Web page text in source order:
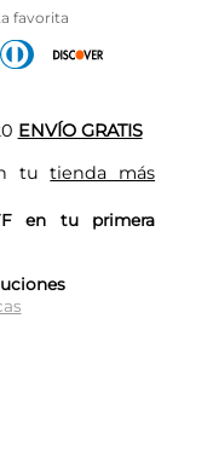
favorita
ENVÍO GRATIS
tutienda más
en tu primera